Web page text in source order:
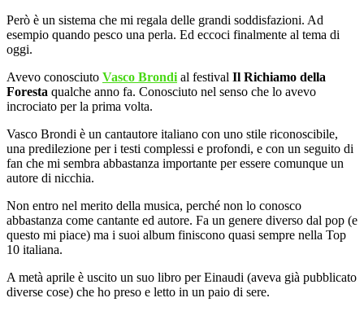
Però è un sistema che mi regala delle grandi soddisfazioni. Ad
esempio quando pesco una perla. Ed eccoci finalmente al tema di
oggi.
Avevo conosciuto Vasco Brondi al festival Il Richiamo della
Foresta qualche anno fa. Conosciuto nel senso che lo avevo
incrociato per la prima volta.
Vasco Brondi è un cantautore italiano con uno stile riconoscibile,
una predilezione per i testi complessi e profondi, e con un seguito di
fan che mi sembra abbastanza importante per essere comunque un
autore di nicchia.
Non entro nel merito della musica, perché non lo conosco
abbastanza come cantante ed autore. Fa un genere diverso dal pop (e
questo mi piace) ma i suoi album finiscono quasi sempre nella Top
10 italiana.
A metà aprile è uscito un suo libro per Einaudi (aveva già pubblicato
diverse cose) che ho preso e letto in un paio di sere.